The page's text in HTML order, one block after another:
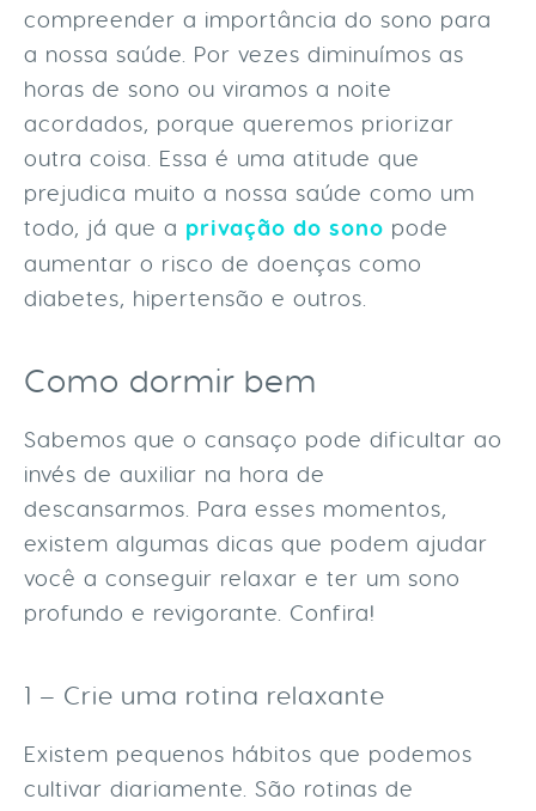
compreender a importância do sono para
a nossa saúde. Por vezes diminuímos as
horas de sono ou viramos a noite
acordados, porque queremos priorizar
outra coisa. Essa é uma atitude que
prejudica muito a nossa saúde como um
todo, já que a privação do sono pode
aumentar o risco de doenças como
diabetes, hipertensão e outros.
Como dormir bem
Sabemos que o cansaço pode dificultar ao
invés de auxiliar na hora de
descansarmos. Para esses momentos,
existem algumas dicas que podem ajudar
você a conseguir relaxar e ter um sono
profundo e revigorante. Confira!
1 – Crie uma rotina relaxante
Existem pequenos hábitos que podemos
cultivar diariamente. São rotinas de